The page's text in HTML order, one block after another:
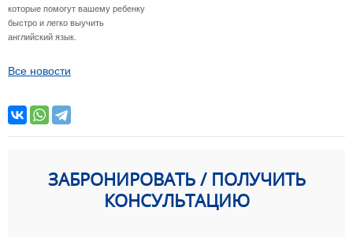
которые помогут вашему ребенку
быстро и легко выучить
английский язык.
Все новости
ЗАБРОНИРОВАТЬ / ПОЛУЧИТЬ
КОНСУЛЬТАЦИЮ